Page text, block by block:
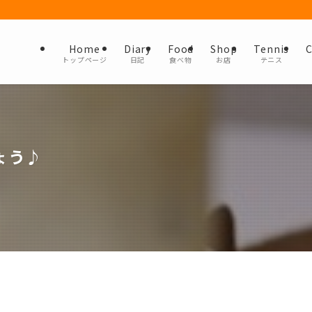
Home
トップページ
Diary
日記
Food
食べ物
Shop
お店
Tennis
テニス
う♪